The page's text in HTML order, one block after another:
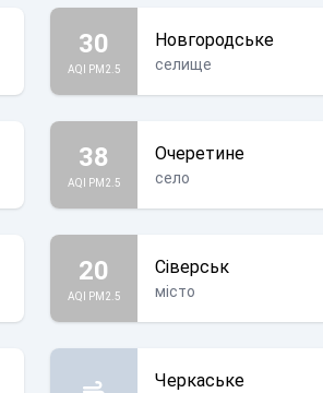
30
AQI PM2.5
Новгородське
селище
38
AQI PM2.5
Очеретине
село
20
AQI PM2.5
Сіверськ
місто
Черкаське